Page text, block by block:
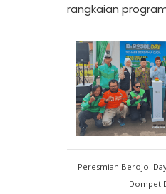
rangkaian
Peresmian Berojol
Dompet